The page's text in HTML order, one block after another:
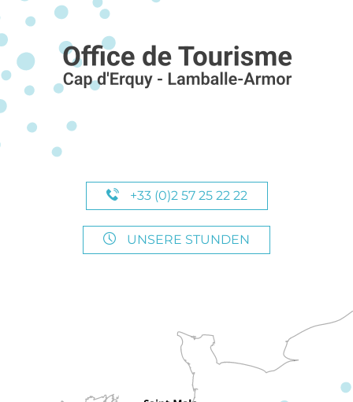
+33 (0)2 57 25 22 22
UNSERE STUNDEN